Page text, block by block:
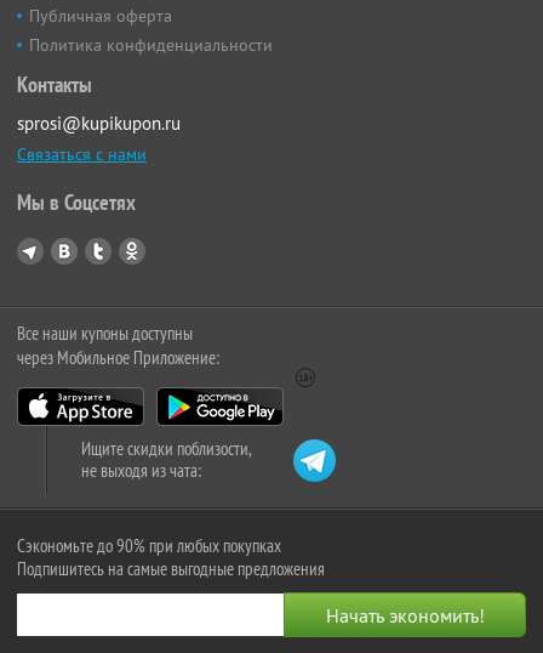
Публичная оферта
Политика конфиденциальности
Контакты
sprosi@kupikupon.ru
Связаться с нами
Мы в Соцсетях
Все наши купоны доступны
через Мобильное Приложение:
Ищите скидки поблизости,
не выходя из чата:
Сэкономьте до 90% при любых покупках
Подпишитесь на самые выгодные предложения